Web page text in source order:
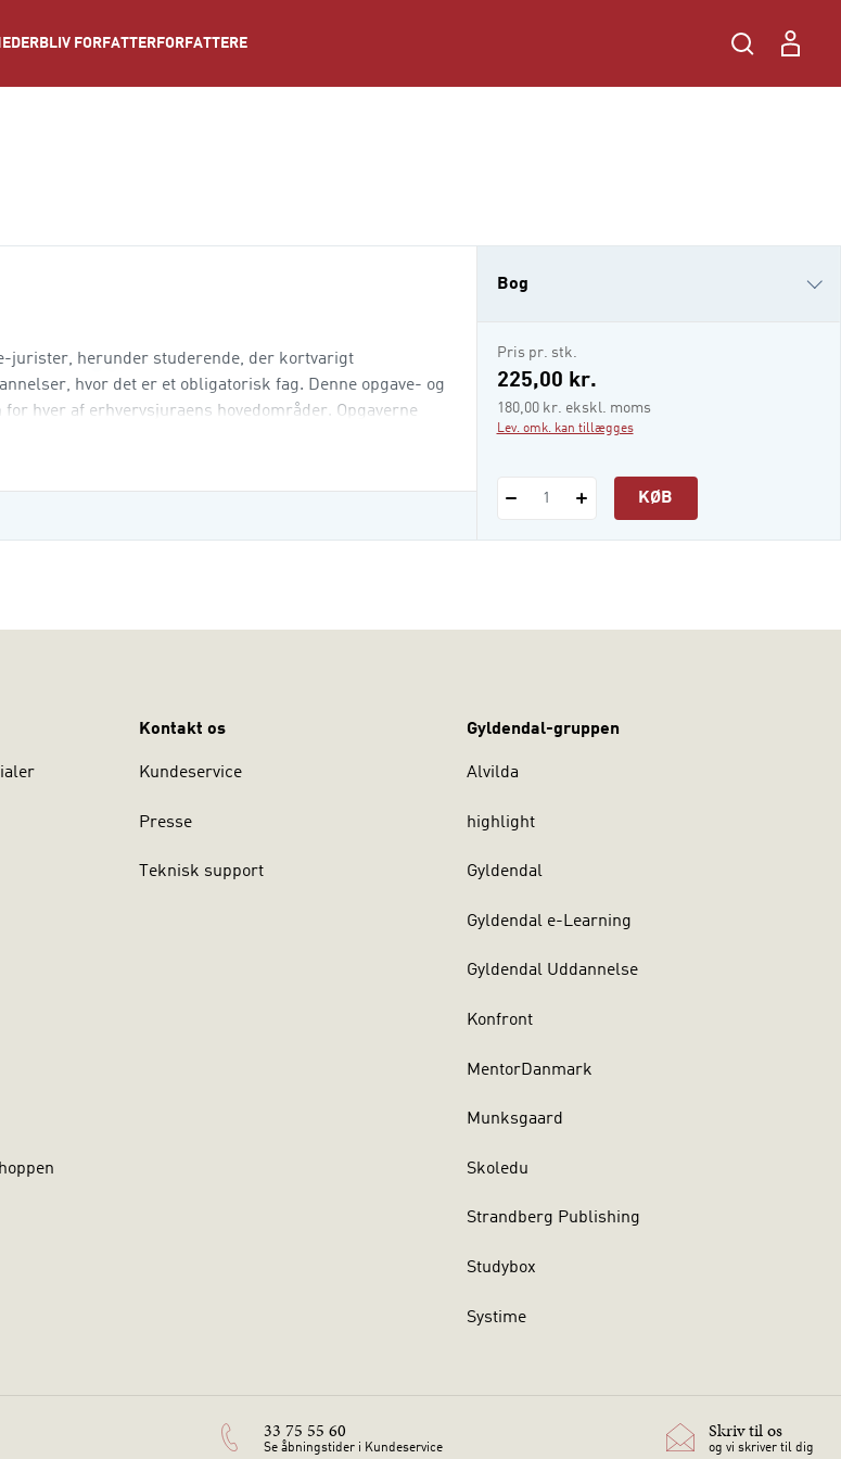
BLIV FORFATTER FORFATTERE
herunder studerende, der kortvarigt
hvor det er et obligatorisk fag. Denne opgave- og
hver af erhvervsjuraens hovedområder. Opgaverne
Bog
e-bog
i-bog
Pris pr. stk.
225,00 kr.
180,00 kr. ekskl. moms
Lev. omk. kan tillægges
1 KØB
Kontakt os
Kundeservice
Presse
Teknisk support
Gyldendal-gruppen
Alvilda
highlight
Gyldendal
Gyldendal e-Learning
Gyldendal Uddannelse
Konfront
MentorDanmark
Munksgaard
Skoledu
Strandberg Publishing
Studybox
Systime
33 75 55 60
Se åbningstider i Kundeservice
Skriv til os
og vi skriver til dig